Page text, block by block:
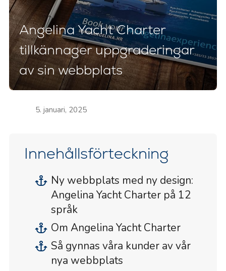
Angelina Yacht Charter
tillkännager uppgraderingar
av sin webbplats
5. januari, 2025
Innehållsförteckning
Ny webbplats med ny design:
Angelina Yacht Charter på 12
språk
Om Angelina Yacht Charter
Så gynnas våra kunder av vår
nya webbplats